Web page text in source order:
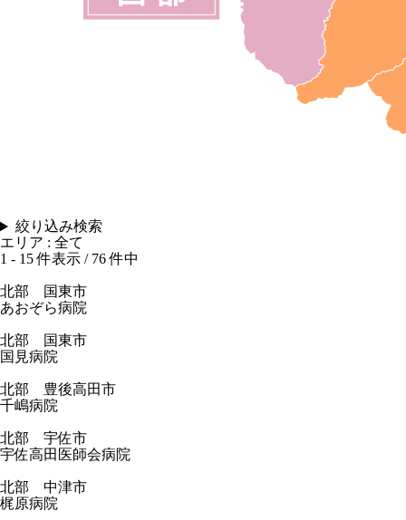
絞り込み検索
エリア : 全て
1 - 15 件表示 / 76 件中
北部 国東市
あおぞら病院
北部 国東市
国見病院
北部 豊後高田市
千嶋病院
北部 宇佐市
宇佐高田医師会病院
北部 中津市
梶原病院